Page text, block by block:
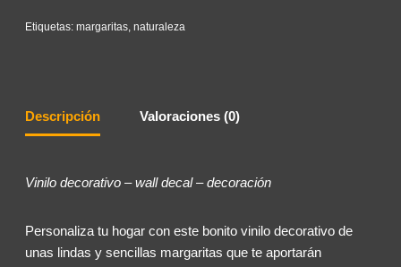
Etiquetas: margaritas, naturaleza
Descripción Valoraciones (0)
Vinilo decorativo – wall decal – decoración
Personaliza tu hogar con este bonito vinilo decorativo de
unas lindas y sencillas margaritas que te aportarán